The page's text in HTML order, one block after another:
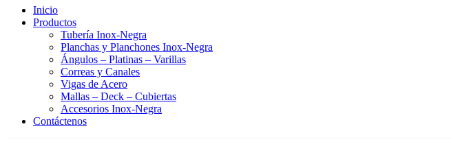
Inicio
Productos
Tubería Inox-Negra
Planchas y Planchones Inox-Negra
Ángulos – Platinas – Varillas
Correas y Canales
Vigas de Acero
Mallas – Deck – Cubiertas
Accesorios Inox-Negra
Contáctenos